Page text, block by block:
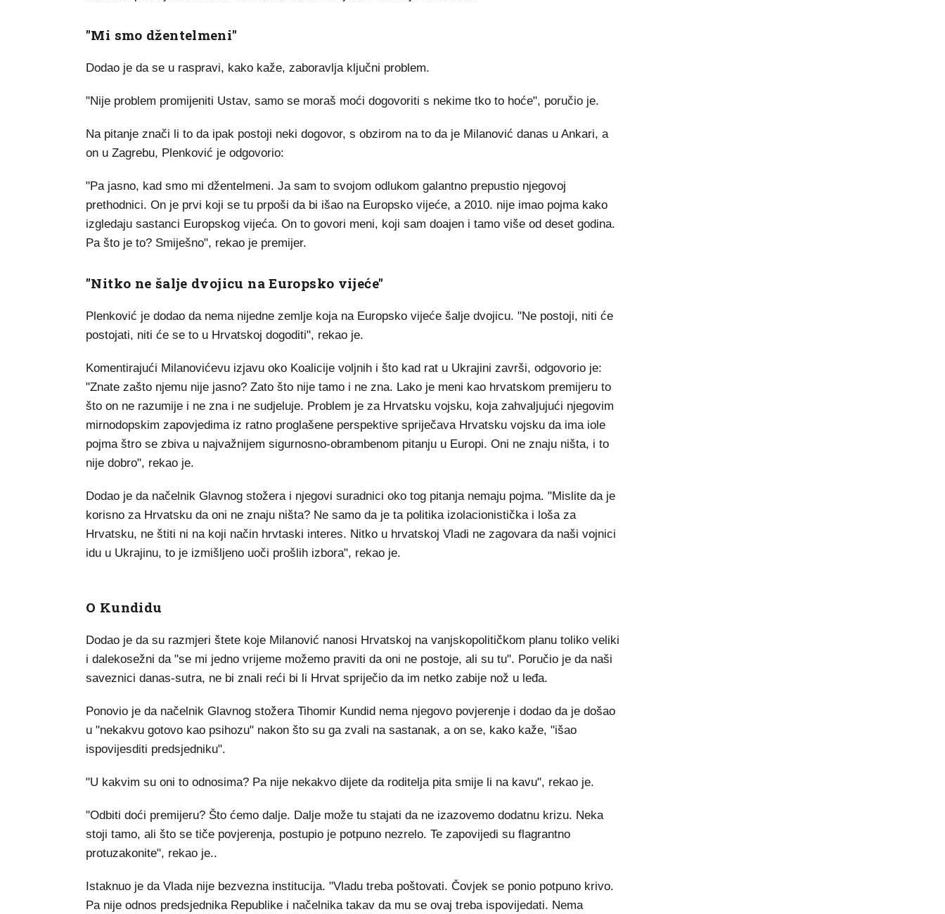
"Mi smo džentelmeni"
Dodao je da se u raspravi, kako kaže, zaboravlja ključni problem.
"Nije problem promijeniti Ustav, samo se moraš moći dogovoriti s nekime tko to hoće", poručio je.
Na pitanje znači li to da ipak postoji neki dogovor, s obzirom na to da je Milanović danas u Ankari, a
on u Zagrebu, Plenković je odgovorio:
"Pa jasno, kad smo mi džentelmeni. Ja sam to svojom odlukom galantno prepustio njegovoj
prethodnici. On je prvi koji se tu prpoši da bi išao na Europsko vijeće, a 2010. nije imao pojma kako
izgledaju sastanci Europskog vijeća. On to govori meni, koji sam doajen i tamo više od deset godina.
Pa što je to? Smiješno", rekao je premijer.
"Nitko ne šalje dvojicu na Europsko vijeće"
Plenković je dodao da nema nijedne zemlje koja na Europsko vijeće šalje dvojicu. "Ne postoji, niti će
postojati, niti će se to u Hrvatskoj dogoditi", rekao je.
Komentirajući Milanovićevu izjavu oko Koalicije voljnih i što kad rat u Ukrajini završi, odgovorio je:
"Znate zašto njemu nije jasno? Zato što nije tamo i ne zna. Lako je meni kao hrvatskom premijeru to
što on ne razumije i ne zna i ne sudjeluje. Problem je za Hrvatsku vojsku, koja zahvaljujući njegovim
mirnodopskim zapovjedima iz ratno proglašene perspektive spriječava Hrvatsku vojsku da ima iole
pojma štro se zbiva u najvažnijem sigurnosno-obrambenom pitanju u Europi. Oni ne znaju ništa, i to
nije dobro", rekao je.
Dodao je da načelnik Glavnog stožera i njegovi suradnici oko tog pitanja nemaju pojma. "Mislite da je
korisno za Hrvatsku da oni ne znaju ništa? Ne samo da je ta politika izolacionistička i loša za
Hrvatsku, ne štiti ni na koji način hrvtaski interes. Nitko u hrvatskoj Vladi ne zagovara da naši vojnici
idu u Ukrajinu, to je izmišljeno uoči prošlih izbora", rekao je.
O Kundidu
Dodao je da su razmjeri štete koje Milanović nanosi Hrvatskoj na vanjskopolitičkom planu toliko veliki
i dalekosežni da "se mi jedno vrijeme možemo praviti da oni ne postoje, ali su tu". Poručio je da naši
saveznici danas-sutra, ne bi znali reći bi li Hrvat spriječio da im netko zabije nož u leđa.
Ponovio je da načelnik Glavnog stožera Tihomir Kundid nema njegovo povjerenje i dodao da je došao
u "nekakvu gotovo kao psihozu" nakon što su ga zvali na sastanak, a on se, kako kaže, "išao
ispovijesditi predsjedniku".
"U kakvim su oni to odnosima? Pa nije nekakvo dijete da roditelja pita smije li na kavu", rekao je.
"Odbiti doći premijeru? Što ćemo dalje. Dalje može tu stajati da ne izazovemo dodatnu krizu. Neka
stoji tamo, ali što se tiče povjerenja, postupio je potpuno nezrelo. Te zapovijedi su flagrantno
protuzakonite", rekao je..
Istaknuo je da Vlada nije bezvezna institucija. "Vladu treba poštovati. Čovjek se ponio potpuno krivo.
Pa nije odnos predsjednika Republike i načelnika takav da mu se ovaj treba ispovijedati. Nema